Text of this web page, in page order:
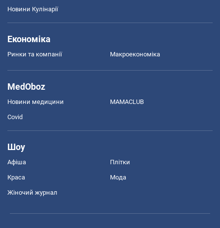
Новини Кулінарії
Економіка
Ринки та компанії Макроекономіка
MedOboz
Новини медицини MAMACLUB
Covid
Шоу
Афіша Плітки
Краса Мода
Жіночий журнал